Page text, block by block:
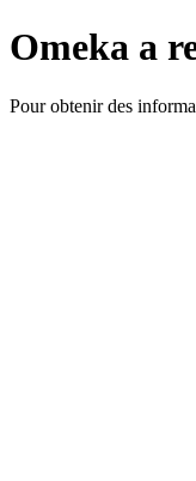
Omeka a
Pour obtenir des